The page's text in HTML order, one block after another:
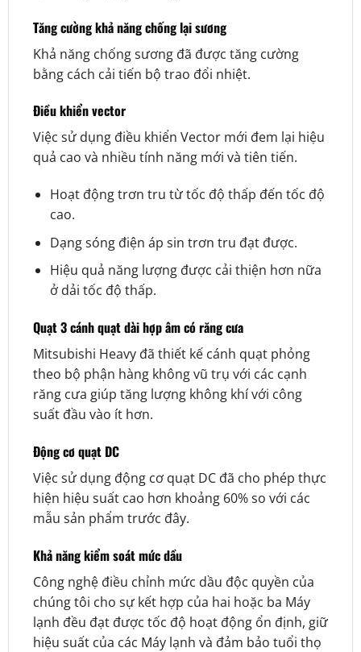
Tăng cường khả năng chống lại sương
Khả năng chống sương đã được tăng cường
bằng cách cải tiến bộ trao đổi nhiệt.
Điều khiển vector
Việc sử dụng điều khiển Vector mới đem lại hiệu
quả cao và nhiều tính năng mới và tiên tiến.
Hoạt động trơn tru từ tốc độ thấp đến tốc độ
cao.
Dạng sóng điện áp sin trơn tru đạt được.
Hiệu quả năng lượng được cải thiện hơn nữa
ở dải tốc độ thấp.
Quạt 3 cánh quạt dài hợp âm có răng cưa
Mitsubishi Heavy đã thiết kế cánh quạt phỏng
theo bộ phận hàng không vũ trụ với các cạnh
răng cưa giúp tăng lượng không khí với công
suất đầu vào ít hơn.
Động cơ quạt DC
Việc sử dụng động cơ quạt DC đã cho phép thực
hiện hiệu suất cao hơn khoảng 60% so với các
mẫu sản phẩm trước đây.
Khả năng kiểm soát mức dầu
Công nghệ điều chỉnh mức dầu độc quyền của
chúng tôi cho sự kết hợp của hai hoặc ba Máy
lạnh đều đạt được tốc độ hoạt động ổn định, giữ
hiệu suất của các Máy lạnh và đảm bảo tuổi thọ